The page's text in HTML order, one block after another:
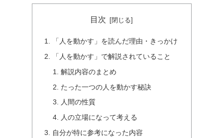
目次
「人を動かす」を読んだ理由・きっかけ
「人を動かす」で解説されていること
解説内容のまとめ
たった一つの人を動かす秘訣
人間の性質
人の立場になって考える
自分が特に参考になった内容